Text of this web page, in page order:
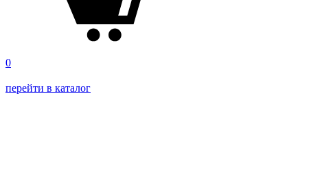
0
перейти в каталог